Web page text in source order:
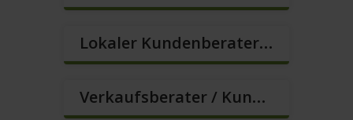
Lokaler Kundenberater In VZ/TZ (m/w/d)
Verkaufsberater / Kundenberater (B2C) (m/w/d)